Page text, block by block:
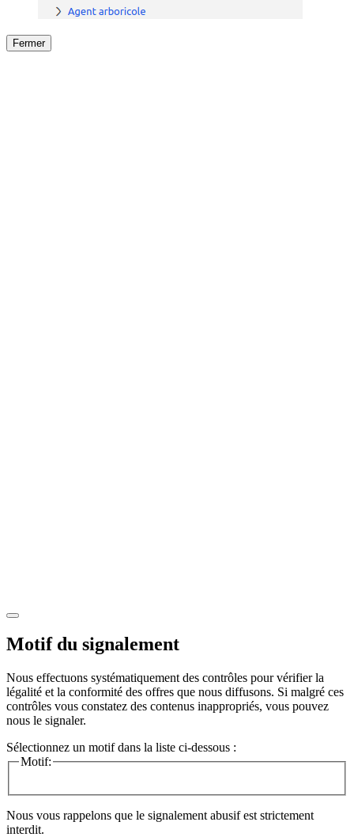
Fermer
Motif du signalement
Nous effectuons systématiquement des contrôles pour vérifier la
légalité et la conformité des offres que nous diffusons. Si malgré ces
contrôles vous constatez des contenus inappropriés, vous pouvez
nous le signaler.
Sélectionnez un motif dans la liste ci-dessous :
Motif:
Nous vous rappelons que le signalement abusif est strictement
interdit.